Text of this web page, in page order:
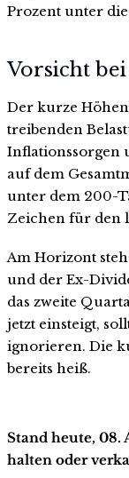
Prozent unter
Vorsicht
Der kurze
treibenden
Inflationssorgen
auf dem
unter dem 200-
Zeichen für den
Am Horizont
und der Ex-
das zweite
jetzt einsteigt,
ignorieren. Die
bereits heiß.
Stand heute, 08.
halten oder